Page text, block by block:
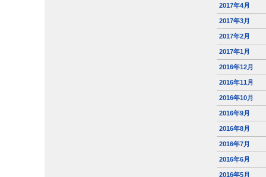
2017年4月
2017年3月
2017年2月
2017年1月
2016年12月
2016年11月
2016年10月
2016年9月
2016年8月
2016年7月
2016年6月
2016年5月